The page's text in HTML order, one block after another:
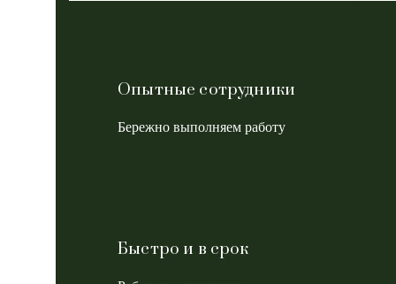
Опытные сотрудники
Бережно выполняем работу
Быстро и в срок